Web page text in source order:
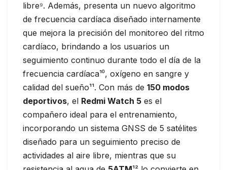
libre⁹. Además, presenta un nuevo algoritmo
de frecuencia cardíaca diseñado internamente
que mejora la precisión del monitoreo del ritmo
cardíaco, brindando a los usuarios un
seguimiento continuo durante todo el día de la
frecuencia cardíaca¹⁰, oxígeno en sangre y
calidad del sueño¹¹. Con más de 150 modos
deportivos, el Redmi Watch 5 es el
compañero ideal para el entrenamiento,
incorporando un sistema GNSS de 5 satélites
diseñado para un seguimiento preciso de
actividades al aire libre, mientras que su